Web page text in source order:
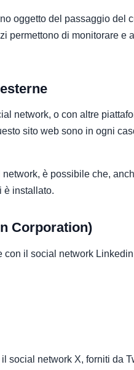
oggetto del passaggio del
permettono di monitorare e
network, o con altre
sito web sono in ogni
è possibile che,
è installato.
Corporation)
il social network
social network X, forniti da